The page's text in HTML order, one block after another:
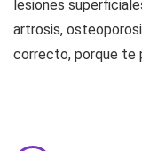
lesiones
artrosis,
correcto, porque te